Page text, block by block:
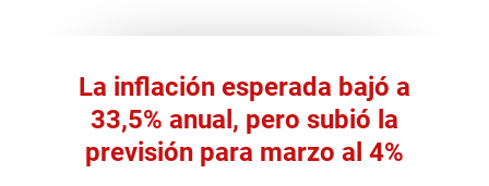
La inflación esperada bajó a
33,5% anual, pero subió la
previsión para marzo al 4%